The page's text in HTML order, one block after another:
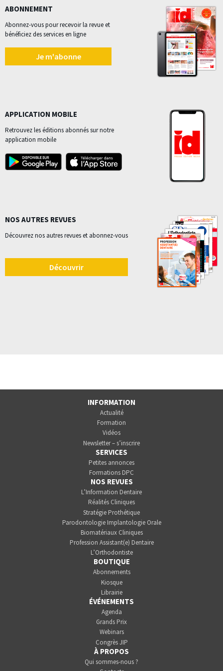
ABONNEMENT
Abonnez-vous pour recevoir la revue et
bénéficiez des services en ligne
Je m'abonne
APPLICATION MOBILE
Retrouvez les éditions abonnés sur notre
application mobile
NOS AUTRES REVUES
Découvrez nos autres revues et abonnez-vous
Découvrir
INFORMATION
Actualité
Formation
Vidéos
Newsletter – s’inscrire
SERVICES
Petites annonces
Formations DPC
NOS REVUES
L’Information Dentaire
Réalités Cliniques
Stratégie Prothétique
Parodontologie Implantologie Orale
Biomatériaux Cliniques
Profession Assistant(e) Dentaire
L’Orthodontiste
BOUTIQUE
Abonnements
Kiosque
Librairie
ÉVÉNEMENTS
Agenda
Grands Prix
Webinars
Congrès JIP
À PROPOS
Qui sommes-nous ?